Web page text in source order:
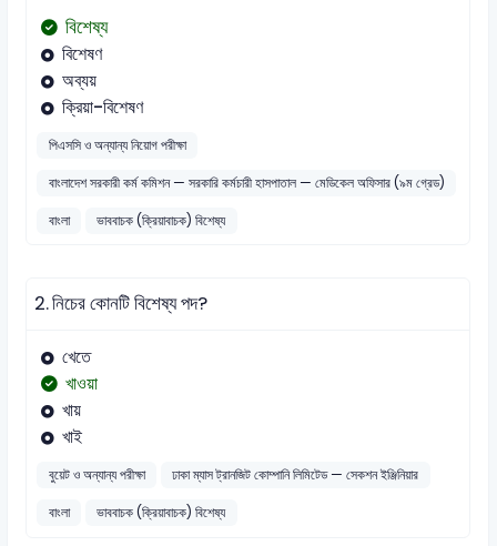
বিশেষ্য
বিশেষণ
অব্যয়
ক্রিয়া-বিশেষণ
পিএসসি ও অন্যান্য নিয়োগ পরীক্ষা
বাংলাদেশ সরকারী কর্ম কমিশন — সরকারি কর্মচারী হাসপাতাল — মেডিকেল অফিসার (৯ম গ্রেড)
বাংলা
ভাববাচক (ক্রিয়াবাচক) বিশেষ্য
2.নিচের কোনটি বিশেষ্য পদ?
খেতে
খাওয়া
খায়
খাই
বুয়েট ও অন্যান্য পরীক্ষা
ঢাকা ম্যাস ট্রানজিট কোম্পানি লিমিটেড — সেকশন ইঞ্জিনিয়ার
বাংলা
ভাববাচক (ক্রিয়াবাচক) বিশেষ্য